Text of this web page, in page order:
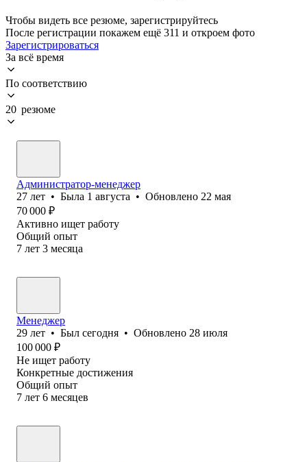
Чтобы видеть все резюме, зарегистрируйтесь
После регистрации покажем ещё 311 и откроем фото
Зарегистрироваться
За всё время
По соответствию
20 резюме
Администратор-менеджер
27 лет • Была 1 августа • Обновлено 22 мая
70 000 ₽
Активно ищет работу
Общий опыт
7 лет 3 месяца
Менеджер
29 лет • Был сегодня • Обновлено 28 июля
100 000 ₽
Не ищет работу
Конкретные достижения
Общий опыт
7 лет 6 месяцев